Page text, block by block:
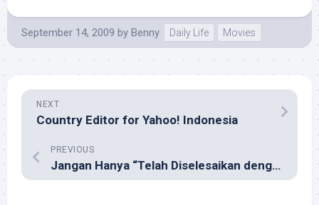
September 14, 2009 by Benny Daily Life Movies
NEXT
Country Editor for Yahoo! Indonesia
PREVIOUS
Jangan Hanya “Telah Diselesaikan dengan Baik”